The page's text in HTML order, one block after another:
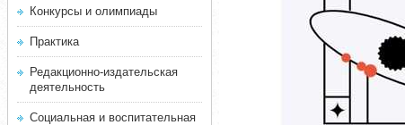
Конкурсы и олимпиады
Практика
Редакционно-издательская
деятельность
Социальная и воспитательная